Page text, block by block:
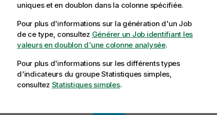
uniques et en doublon dans la colonne spécifiée.
Pour plus d'informations sur la génération d'un Job
de ce type, consultez Générer un Job identifiant les
valeurs en doublon d'une colonne analysée.
Pour plus d'informations sur les différents types
d'indicateurs du groupe Statistiques simples,
consultez Statistiques simples.